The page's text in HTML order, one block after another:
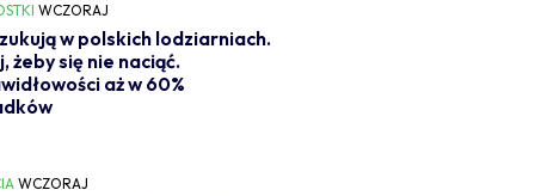
WCZORAJ
w polskich lodziarniach.
żeby się nie naciąć.
aż w 60%
WCZORAJ